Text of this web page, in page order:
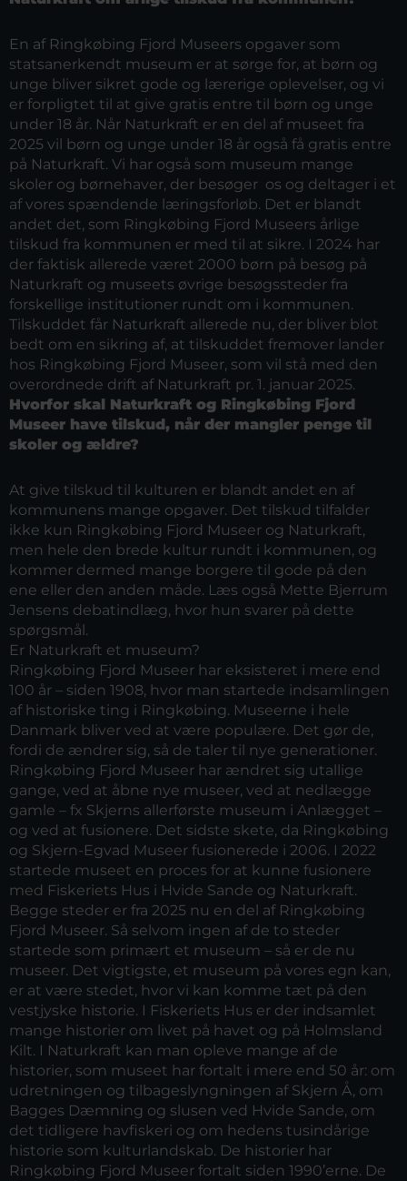
En af Ringkøbing Fjord Museers opgaver som
statsanerkendt museum er at sørge for, at børn og
unge bliver sikret gode og lærerige oplevelser, og vi
er forpligtet til at give gratis entre til børn og unge
under 18 år. Når Naturkraft er en del af museet fra
2025 vil børn og unge under 18 år også få gratis entre
på Naturkraft. Vi har også som museum mange
skoler og børnehaver, der besøger os og deltager i et
af vores spændende læringsforløb. Det er blandt
andet det, som Ringkøbing Fjord Museers årlige
tilskud fra kommunen er med til at sikre. I 2024 har
der faktisk allerede været 2000 børn på besøg på
Naturkraft og museets øvrige besøgssteder fra
forskellige institutioner rundt om i kommunen.
Tilskuddet får Naturkraft allerede nu, der bliver blot
bedt om en sikring af, at tilskuddet fremover lander
hos Ringkøbing Fjord Museer, som vil stå med den
overordnede drift af Naturkraft pr. 1. januar 2025.
Hvorfor skal Naturkraft og Ringkøbing Fjord
Museer have tilskud, når der mangler penge til
skoler og ældre?
At give tilskud til kulturen er blandt andet en af
kommunens mange opgaver. Det tilskud tilfalder
ikke kun Ringkøbing Fjord Museer og Naturkraft,
men hele den brede kultur rundt i kommunen, og
kommer dermed mange borgere til gode på den
ene eller den anden måde. Læs også Mette Bjerrum
Jensens debatindlæg, hvor hun svarer på dette
spørgsmål.
Er Naturkraft et museum?
Ringkøbing Fjord Museer har eksisteret i mere end
100 år – siden 1908, hvor man startede indsamlingen
af historiske ting i Ringkøbing. Museerne i hele
Danmark bliver ved at være populære. Det gør de,
fordi de ændrer sig, så de taler til nye generationer.
Ringkøbing Fjord Museer har ændret sig utallige
gange, ved at åbne nye museer, ved at nedlægge
gamle – fx Skjerns allerførste museum i Anlægget –
og ved at fusionere. Det sidste skete, da Ringkøbing
og Skjern-Egvad Museer fusionerede i 2006. I 2022
startede museet en proces for at kunne fusionere
med Fiskeriets Hus i Hvide Sande og Naturkraft.
Begge steder er fra 2025 nu en del af Ringkøbing
Fjord Museer. Så selvom ingen af de to steder
startede som primært et museum – så er de nu
museer. Det vigtigste, et museum på vores egn kan,
er at være stedet, hvor vi kan komme tæt på den
vestjyske historie. I Fiskeriets Hus er der indsamlet
mange historier om livet på havet og på Holmsland
Kilt. I Naturkraft kan man opleve mange af de
historier, som museet har fortalt i mere end 50 år: om
udretningen og tilbageslyngningen af Skjern Å, om
Bagges Dæmning og slusen ved Hvide Sande, om
det tidligere havfiskeri og om hedens tusindårige
historie som kulturlandskab. De historier har
Ringkøbing Fjord Museer fortalt siden 1990’erne. De